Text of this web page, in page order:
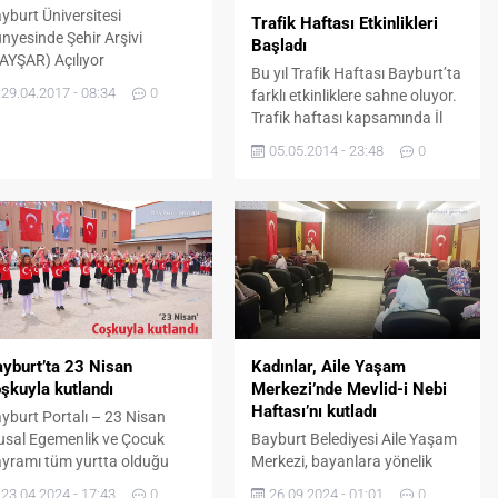
Üniversitesi
Şehir Arşivi
Açılıyor
29.04.2017 - 08:34 0
Trafik Haftası Etkinlikleri
Başladı
Bu yıl Trafik Haftası Bayburt’ta
farklı etkinliklere sahne oluyor.
Trafik haftası kapsamında İl
Polis Meslek Yüksek Okulu
Müdürlüğü, İl Jandarma
Komutanlığı ve Karayolları
Şefliğinin ortaklaşa organize
ettikleri etkinlikler kapsamında
Sayın Valimiz ve Bayburt
Belediye Başkan Vekilinin, İl
Müdürlerinin katılımıyla
Taşhan’da Tarfik Sergisi
açıldı....
05.05.2014 - 23:48 0
23 Nisan
kutlandı
Portalı – 23 Nisan
Egemenlik ve Çocuk
tüm yurtta olduğu
Bayburt’ta da çeşitli
23.04.2024 - 17:43 0
Kadınlar, Aile Yaşam
Merkezi’nde Mevlid-i Nebi
Haftası’nı kutladı
Bayburt Belediyesi Aile Yaşam
Merkezi, bayanlara yönelik
programlarına Mevlid-i Nebi
26.09.2024 - 01:01 0